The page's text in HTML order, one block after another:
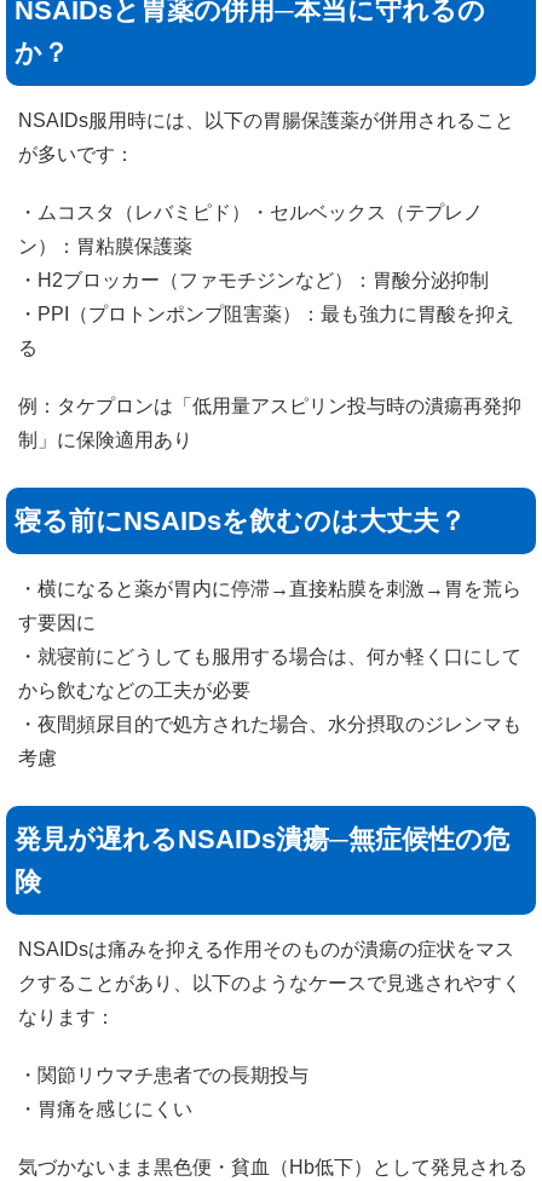
NSAIDsと胃薬の併用─本当に守れるの
か？
NSAIDs服用時には、以下の胃腸保護薬が併用されること
が多いです：
・ムコスタ（レバミピド）・セルベックス（テプレノ
ン）：胃粘膜保護薬
・H2ブロッカー（ファモチジンなど）：胃酸分泌抑制
・PPI（プロトンポンプ阻害薬）：最も強力に胃酸を抑え
る
例：タケプロンは「低用量アスピリン投与時の潰瘍再発抑
制」に保険適用あり
寝る前にNSAIDsを飲むのは大丈夫？
・横になると薬が胃内に停滞→直接粘膜を刺激→胃を荒ら
す要因に
・就寝前にどうしても服用する場合は、何か軽く口にして
から飲むなどの工夫が必要
・夜間頻尿目的で処方された場合、水分摂取のジレンマも
考慮
発見が遅れるNSAIDs潰瘍─無症候性の危
険
NSAIDsは痛みを抑える作用そのものが潰瘍の症状をマス
クすることがあり、以下のようなケースで見逃されやすく
なります：
・関節リウマチ患者での長期投与
・胃痛を感じにくい
気づかないまま黒色便・貧血（Hb低下）として発見される